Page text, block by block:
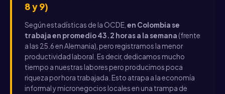
8 y 9)
Según estadísticas de la OCDE, en Colombia se
trabaja en promedio 43.2 horas a la semana (frente
a las 25.6 en Alemania), pero registramos la menor
productividad laboral. Es decir, dedicamos mucho
tiempo a nuestras labores pero producimos poca
riqueza por hora trabajada. Esto atrapa a la economía
informal y micronegocios locales en una trampa de